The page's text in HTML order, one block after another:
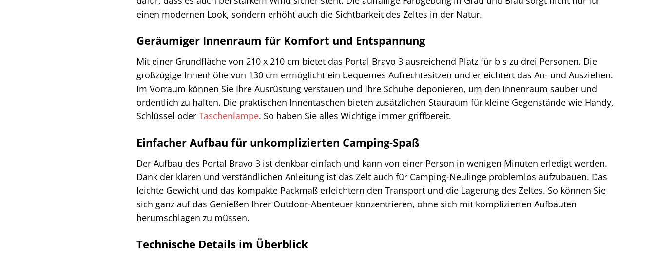
einen modernen Look, sondern erhöht auch die Sichtbarkeit des Zeltes in der Natur.
Geräumiger Innenraum für Komfort und Entspannung
Mit einer Grundfläche von 210 x 210 cm bietet das Portal Bravo 3 ausreichend Platz für bis zu drei Personen. Die
großzügige Innenhöhe von 130 cm ermöglicht ein bequemes Aufrechtesitzen und erleichtert das An- und Ausziehen.
Im Vorraum können Sie Ihre Ausrüstung verstauen und Ihre Schuhe deponieren, um den Innenraum sauber und
ordentlich zu halten. Die praktischen Innentaschen bieten zusätzlichen Stauraum für kleine Gegenstände wie Handy,
Schlüssel oderTaschenlampe. So haben Sie alles Wichtige immer griffbereit.
Einfacher Aufbau für unkomplizierten Camping-Spaß
Der Aufbau des Portal Bravo 3 ist denkbar einfach und kann von einer Person in wenigen Minuten erledigt werden.
Dank der klaren und verständlichen Anleitung ist das Zelt auch für Camping-Neulinge problemlos aufzubauen. Das
leichte Gewicht und das kompakte Packmaß erleichtern den Transport und die Lagerung des Zeltes. So können Sie
sich ganz auf das Genießen Ihrer Outdoor-Abenteuer konzentrieren, ohne sich mit komplizierten Aufbauten
herumschlagen zu müssen.
Technische Details im Überblick